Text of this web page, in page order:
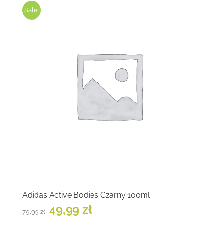
Sale!
Adidas Active Bodies Czarny 100ml
79,99zł
Pierwotna
cena
49,99 złcena